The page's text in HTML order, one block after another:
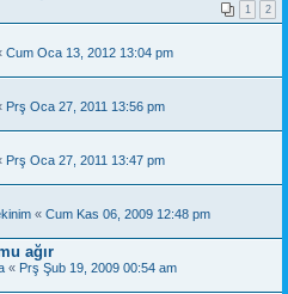
1 2
Cum Oca 13, 2012 13:04 pm
Prş Oca 27, 2011 13:56 pm
Prş Oca 27, 2011 13:47 pm
« Cum Kas 06, 2009 12:48 pm
ağır
« Prş Şub 19, 2009 00:54 am